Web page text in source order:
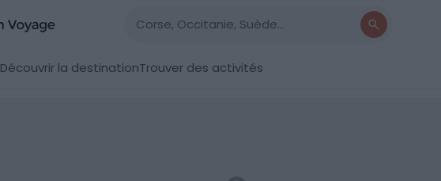
Découvrir la destinationTrouver des activités